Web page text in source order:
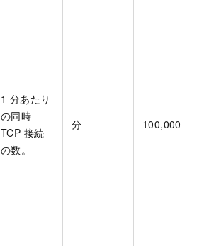
1 分あたり
の同時
TCP 接続
の数。
分 100,000